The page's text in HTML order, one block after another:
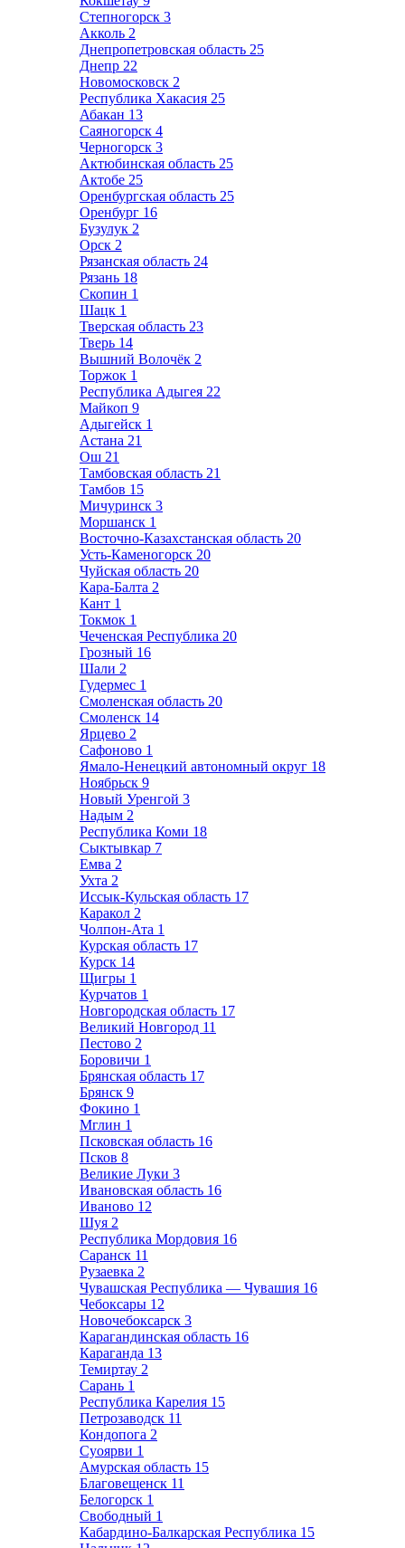
Степногорск 3
Акколь 2
Днепропетровская область 25
Днепр 22
Новомосковск 2
Республика Хакасия 25
Абакан 13
Саяногорск 4
Черногорск 3
Актюбинская область 25
Актобе 25
Оренбургская область 25
Оренбург 16
Бузулук 2
Орск 2
Рязанская область 24
Рязань 18
Скопин 1
Шацк 1
Тверская область 23
Тверь 14
Вышний Волочёк 2
Торжок 1
Республика Адыгея 22
Майкоп 9
Адыгейск 1
Астана 21
Ош 21
Тамбовская область 21
Тамбов 15
Мичуринск 3
Моршанск 1
Восточно-Казахстанская область 20
Усть-Каменогорск 20
Чуйская область 20
Кара-Балта 2
Кант 1
Токмок 1
Чеченская Республика 20
Грозный 16
Шали 2
Гудермес 1
Смоленская область 20
Смоленск 14
Ярцево 2
Сафоново 1
Ямало-Ненецкий автономный округ 18
Ноябрьск 9
Новый Уренгой 3
Надым 2
Республика Коми 18
Сыктывкар 7
Емва 2
Ухта 2
Иссык-Кульская область 17
Каракол 2
Чолпон-Ата 1
Курская область 17
Курск 14
Щигры 1
Курчатов 1
Новгородская область 17
Великий Новгород 11
Пестово 2
Боровичи 1
Брянская область 17
Брянск 9
Фокино 1
Мглин 1
Псковская область 16
Псков 8
Великие Луки 3
Ивановская область 16
Иваново 12
Шуя 2
Республика Мордовия 16
Саранск 11
Рузаевка 2
Чувашская Республика — Чувашия 16
Чебоксары 12
Новочебоксарск 3
Карагандинская область 16
Караганда 13
Темиртау 2
Сарань 1
Республика Карелия 15
Петрозаводск 11
Кондопога 2
Суоярви 1
Амурская область 15
Благовещенск 11
Белогорск 1
Свободный 1
Кабардино-Балкарская Республика 15